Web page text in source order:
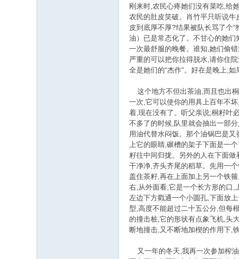
刚来时,农民心疼她们没有菜吃,给
农民的肚皮笑破。肖竹平只听说
皮到底厚不厚?结果被队长骂了个
油）已是常态化了。不甘心的她
一次最舒服的晚餐。谁知,她们偷
严重的可以把你拉得脱水,请你住
全是她们的“杰作”。好在是晚上,
这个地方不但出茶油,而且也出
一次,它可以使你的用具上百年不
着,现在没有了。听父亲说;桐籽叶
不多了的时候,队里就会抽出一部
用油代替水闷饭。那个油锅巴是
上它的眼睛,碾槽的架子下面是一
籽往中间归拢。另外的人在下面
干净净,齐头齐尾的稻草。先用一
盖住茶籽,再在上面加上另一个铁
右,从外面看,它是一个长方形的口,
左边下方戳通一个小圆孔,下面放
型,高度不能超过二十五公分,但每
的撞击桩,它的形状有点象飞机,头
断地撞击,又不断地加楔的作用下,
又一年的冬天,我再一次参加榨